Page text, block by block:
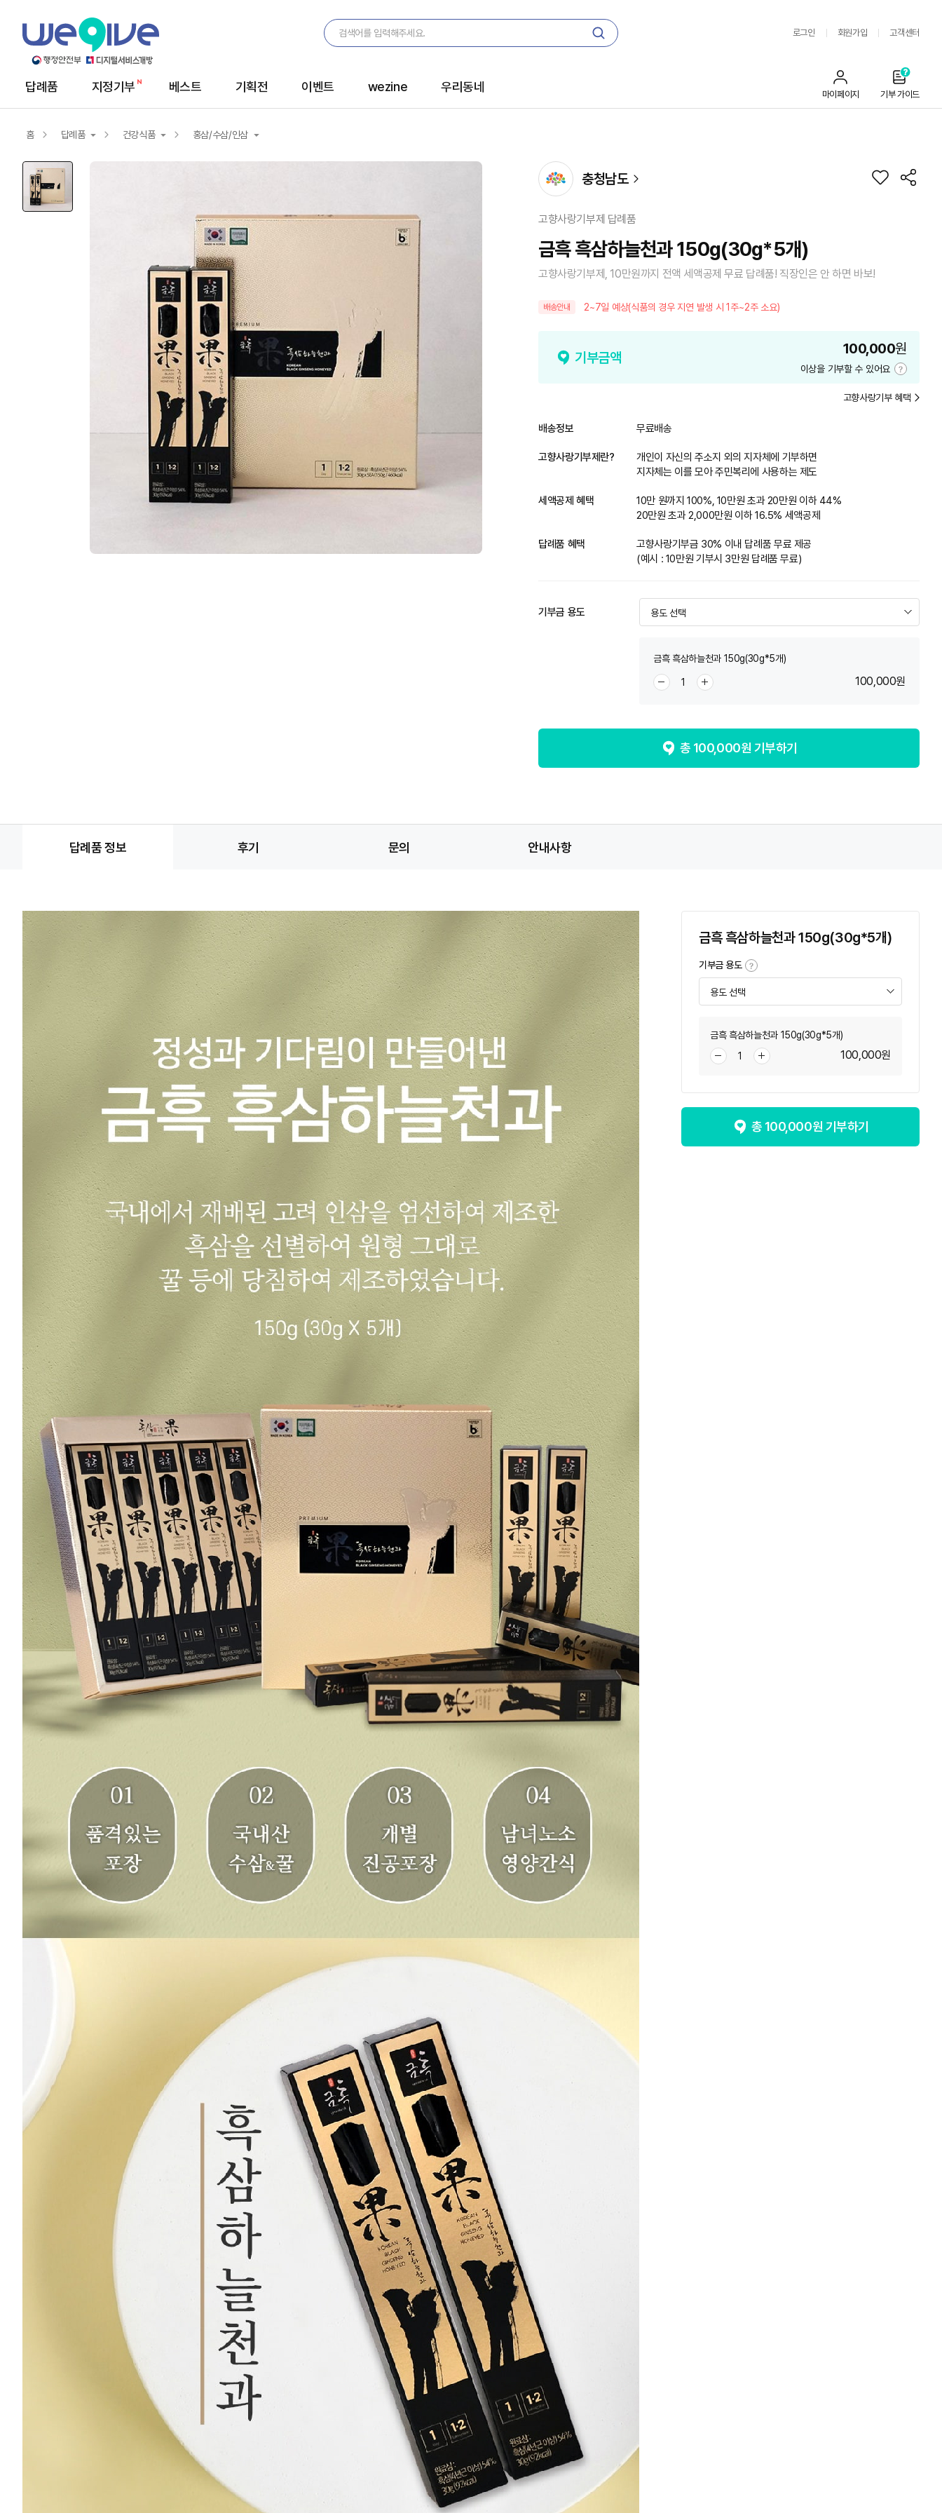
로그인 회원가입 고객센터
메
답례품 지정기부 베스트 기획전 이벤트 wezine 우리동네
마이페이지 기부 가이드
홈 답례품
답례품
건강식품
농산물
건강식품
홍삼/수삼/인삼
홍삼/수삼/인삼
기타건강식품
건강즙/농축액
충청남도
고향사랑기부제 답례품
금흑 흑삼하늘천과 150g(30g*5개)
고향사랑기부제, 10만원까지 전액 세액공제 무료 답례품! 직장인은 안 하면 바보!
배송안내 2~7일 예상(식품의 경우 지연 발생 시 1주~2주 소요)
기부금액
100,000원
이상을 기부할 수 있어요
기
금
고향사랑기부 혜택
배송정보 무료배송
고향사랑기부제란?
개인이 자신의 주소지 외의 지자체에 기부하면
지자체는 이를 모아 주민복리에 사용하는 제도
세액공제 혜택
10만 원까지 100%, 10만원 초과 20만원 이하 44%
20만원 초과 2,000만원 이하 16.5% 세액공제
답례품 혜택
고향사랑기부금 30% 이내 답례품 무료 제공
(예시 : 10만원 기부시 3만원 답례품 무료)
기부금 용도
금흑 흑삼하늘천과 150g(30g*5개)
100,000원
총 100,000원 기부하기
답례품 정보 후기 문의 안내사항
금흑 흑삼하늘천과 150g(30g*5개)
기부금 용도
금흑 흑삼하늘천과 150g(30g*5개)
100,000원
총 100,000원 기부하기